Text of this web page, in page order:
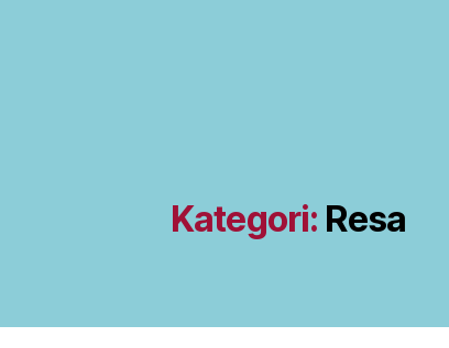
Kategori: Resa